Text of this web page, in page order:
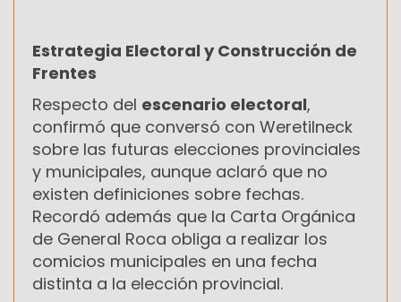
Estrategia Electoral y Construcción de
Frentes
Respecto del escenario electoral,
confirmó que conversó con Weretilneck
sobre las futuras elecciones provinciales
y municipales, aunque aclaró que no
existen definiciones sobre fechas.
Recordó además que la Carta Orgánica
de General Roca obliga a realizar los
comicios municipales en una fecha
distinta a la elección provincial.